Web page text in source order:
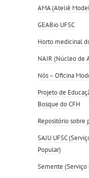
AMA (Ateliê
GEABio UFSC
Horto medicinal
NAIR (Núcleo de
Nós – Oficina
Projeto de
Bosque do CFH
Repositório sobre
SAJU UFSC
Popular)
Semente (Serviço